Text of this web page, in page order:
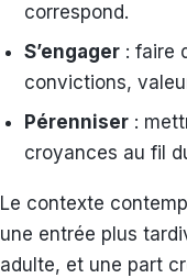
correspond.
S’engager : faire
convictions,
Pérenniser :
croyances au fil
Le contexte
une entrée plus
adulte, et une part